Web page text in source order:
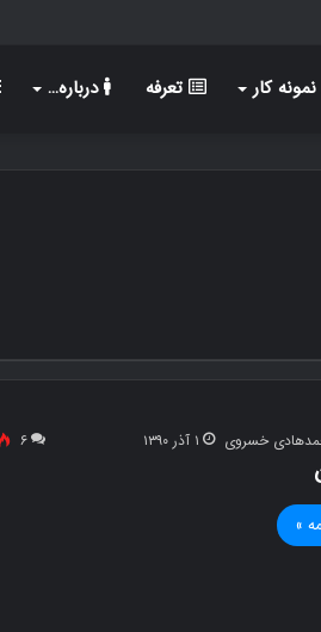
نمونه کار تعرفه درباره…
خسروی ۱ آذر ۱۳۹۰ ۶
»